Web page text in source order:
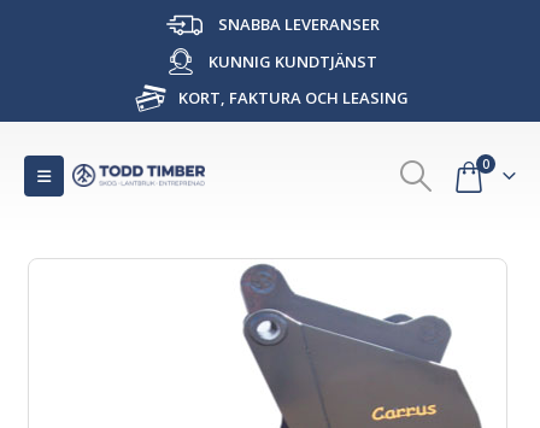
SNABBA LEVERANSER
KUNNIG KUNDTJÄNST
KORT, FAKTURA OCH LEASING
0